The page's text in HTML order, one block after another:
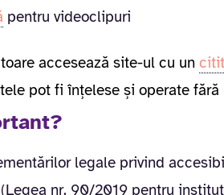
pentru videoclipuri
accesează site-ul cu un
pot fi înțelese și operate fără
legale privind
nr. 90/2019 pentru